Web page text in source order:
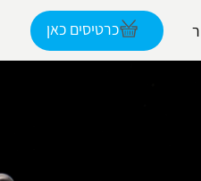
כרטיסים כאן